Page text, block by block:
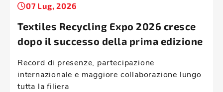
07 Lug, 2026
Textiles Recycling Expo 2026 cresce
dopo il successo della prima edizione
Record di presenze, partecipazione
internazionale e maggiore collaborazione lungo
tutta la filiera